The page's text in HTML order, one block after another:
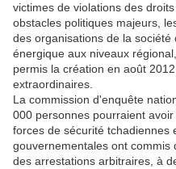
victimes de violations des
obstacles politiques majeurs,
des organisations de la
énergique aux niveaux
permis la création en août
extraordinaires.
La commission d'enquête
000 personnes pourraient
forces de sécurité tchadiennes
gouvernementales ont
des arrestations arbitraires, à